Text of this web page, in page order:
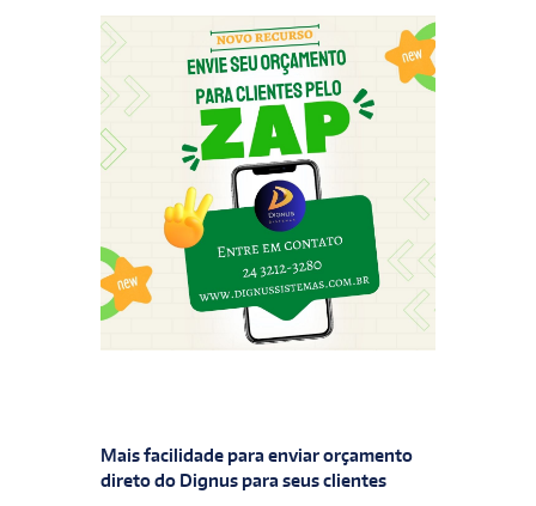
Mais facilidade para enviar orçamento
direto do Dignus para seus clientes